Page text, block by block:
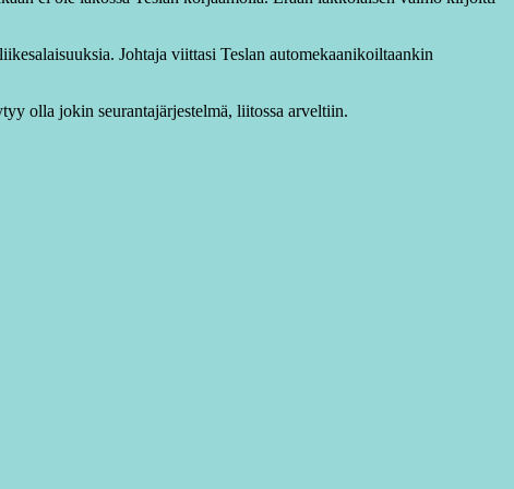
Johtaja viittasi Teslan automekaanikoiltaankin
olla jokin seurantajärjestelmä, liitossa arveltiin.